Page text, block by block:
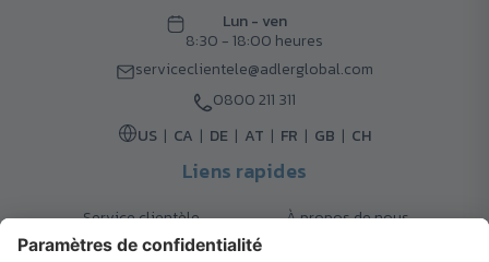
Lun - ven
8:30 - 18:00 heures
serviceclientele@adlerglobal.com
0800 211 311
US
CA DE AT FR GB CH
Liens rapides
Service clientèle
À propos de nous
Retours